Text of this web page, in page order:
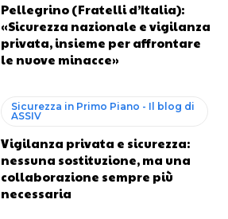
Pellegrino (Fratelli d’Italia):
«Sicurezza nazionale e vigilanza
privata, insieme per affrontare
le nuove minacce»
Sicurezza in Primo Piano - Il blog di
ASSIV
Vigilanza privata e sicurezza:
nessuna sostituzione, ma una
collaborazione sempre più
necessaria